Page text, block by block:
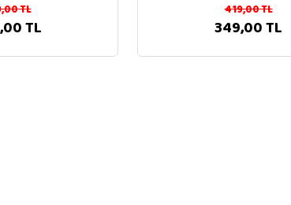
TL
TL
419,00 TL
349,00 TL